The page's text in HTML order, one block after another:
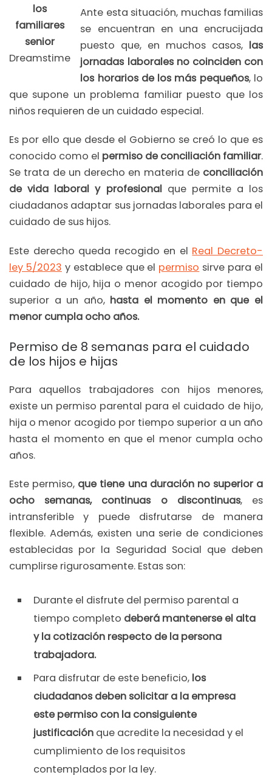
los
familiares
senior
Dreamstime
Ante esta situación, muchas familias
se encuentran en una encrucijada
puesto que, en muchos casos, las
jornadas laborales no coinciden con
los horarios de los más pequeños, lo
que supone un problema familiar puesto que los
niños requieren de un cuidado especial.
Es por ello que desde el Gobierno se creó lo que es
conocido como el permiso de conciliación familiar.
Se trata de un derecho en materia de conciliación
de vida laboral y profesional que permite a los
ciudadanos adaptar sus jornadas laborales para el
cuidado de sus hijos.
Este derecho queda recogido en el Real Decreto-
ley 5/2023 y establece que el permiso sirve para el
cuidado de hijo, hija o menor acogido por tiempo
superior a un año, hasta el momento en que el
menor cumpla ocho años.
Permiso de 8 semanas para el cuidado
de los hijos e hijas
Para aquellos trabajadores con hijos menores,
existe un permiso parental para el cuidado de hijo,
hija o menor acogido por tiempo superior a un año
hasta el momento en que el menor cumpla ocho
años.
Este permiso, que tiene una duración no superior a
ocho semanas, continuas o discontinuas, es
intransferible y puede disfrutarse de manera
flexible. Además, existen una serie de condiciones
establecidas por la Seguridad Social que deben
cumplirse rigurosamente. Estas son:
Durante el disfrute del permiso parental a
tiempo completo deberá mantenerse el alta
y la cotización respecto de la persona
trabajadora.
Para disfrutar de este beneficio, los
ciudadanos deben solicitar a la empresa
este permiso con la consiguiente
justificación que acredite la necesidad y el
cumplimiento de los requisitos
contemplados por la ley.